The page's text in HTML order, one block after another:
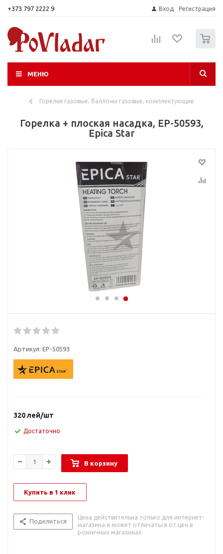
+373 797 2222 9 Вход Регистрация
МЕНЮ
Горелки газовые, баллоны газовые, комплектующие
Горелка + плоская насадка, EP-50593,
Epica Star
Артикул: EP-50593
320лей/шт
Достаточно
В корзину
Купить в 1 клик
Поделиться
Цена действительна только для интернет-
магазина и может отличаться от цен в
розничных магазинах